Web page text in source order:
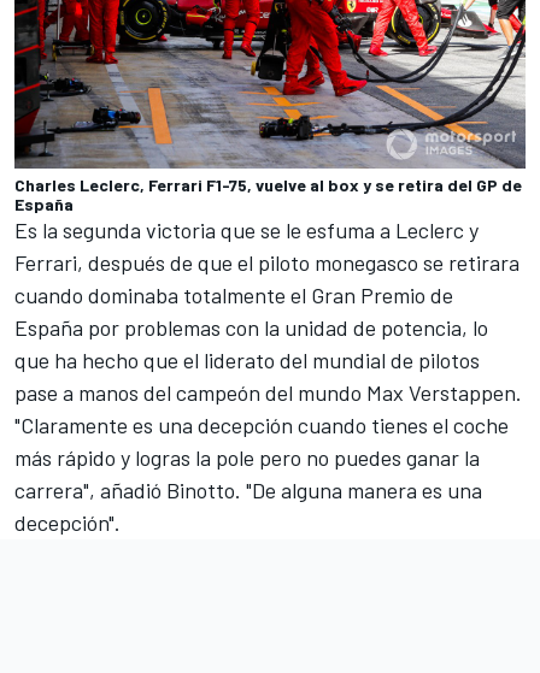
Charles Leclerc, Ferrari F1-75, vuelve al box y se retira del GP de
España
Es la segunda victoria que se le esfuma a Leclerc y
Ferrari, después de que el piloto monegasco se retirara
cuando dominaba totalmente el Gran Premio de
España por problemas con la unidad de potencia, lo
que ha hecho que el liderato del mundial de pilotos
pase a manos del campeón del mundo Max Verstappen.
"Claramente es una decepción cuando tienes el coche
más rápido y logras la pole pero no puedes ganar la
carrera", añadió Binotto. "De alguna manera es una
decepción".